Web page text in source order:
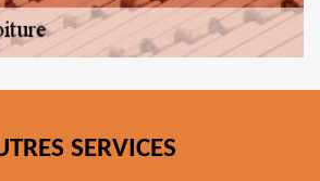
SERVICES